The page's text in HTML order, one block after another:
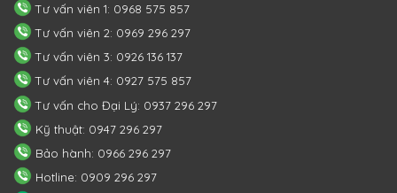
Tư vấn viên 1: 0968 575 857
Tư vấn viên 2: 0969 296 297
Tư vấn viên 3: 0926 136 137
Tư vấn viên 4: 0927 575 857
Tư vấn cho Đại Lý: 0937 296 297
Kỹ thuật: 0947 296 297
Bảo hành: 0966 296 297
Hotline: 0909 296 297